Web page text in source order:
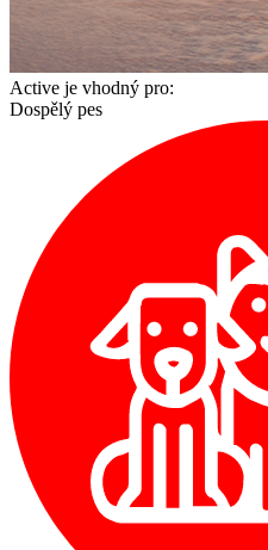
Active je vhodný pro:
Dospělý pes